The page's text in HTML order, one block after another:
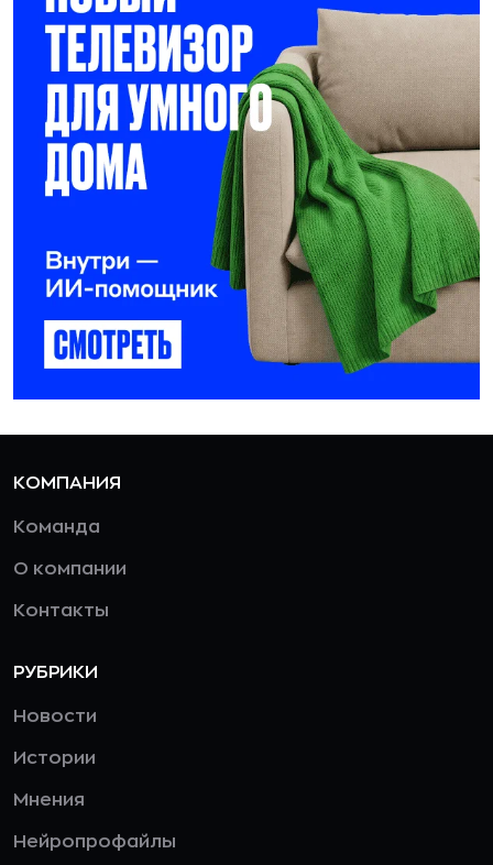
КОМПАНИЯ
Команда
О компании
Контакты
РУБРИКИ
Новости
Истории
Мнения
Нейропрофайлы